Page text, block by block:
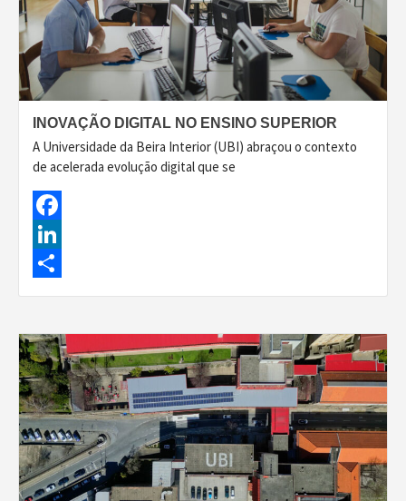
INOVAÇÃO DIGITAL NO ENSINO SUPERIOR
A Universidade da Beira Interior (UBI) abraçou o contexto
de acelerada evolução digital que se
Facebook
LinkedIn
Share